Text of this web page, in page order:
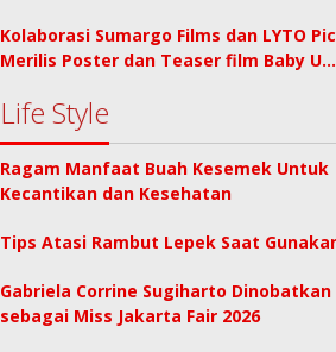
Kolaborasi Sumargo Films dan LYTO
Merilis Poster dan Teaser film Baby U…
Life Style
Ragam Manfaat Buah Kesemek Untuk
Kecantikan dan Kesehatan
Tips Atasi Rambut Lepek Saat
Gabriela Corrine Sugiharto Dinobatkan
sebagai Miss Jakarta Fair 2026